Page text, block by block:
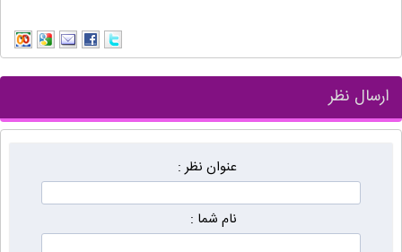
ارسال نظر
عنوان نظر :
نام شما :